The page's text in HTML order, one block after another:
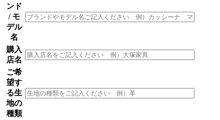
ンド
/ モ
デル
名
購入
店名
ご希
望す
る生
地の
種類